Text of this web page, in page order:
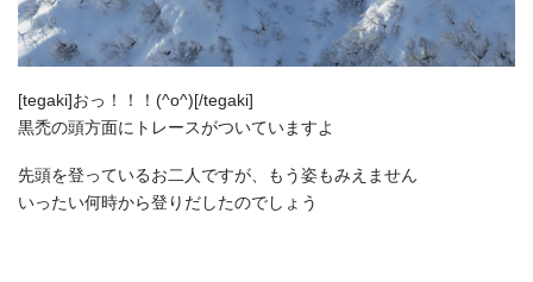
[tegaki]おっ！！！(^o^)[/tegaki]
黒禿の頭方面にトレースがついていますよ
先頭を登っているお二人ですが、もう姿もみえません
いったい何時から登りだしたのでしょう